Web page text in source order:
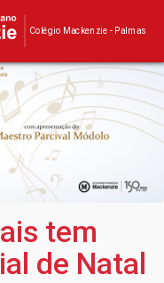
Colégio Mackenzie - Palmas
tem
de Natal